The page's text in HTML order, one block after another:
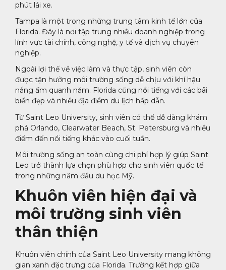
phút lái xe.
Tampa là một trong những trung tâm kinh tế lớn của
Florida. Đây là nơi tập trung nhiều doanh nghiệp trong
lĩnh vực tài chính, công nghệ, y tế và dịch vụ chuyên
nghiệp.
Ngoài lợi thế về việc làm và thực tập, sinh viên còn
được tận hưởng môi trường sống dễ chịu với khí hậu
nắng ấm quanh năm. Florida cũng nổi tiếng với các bãi
biển đẹp và nhiều địa điểm du lịch hấp dẫn.
Từ Saint Leo University, sinh viên có thể dễ dàng khám
phá Orlando, Clearwater Beach, St. Petersburg và nhiều
điểm đến nổi tiếng khác vào cuối tuần.
Môi trường sống an toàn cùng chi phí hợp lý giúp Saint
Leo trở thành lựa chọn phù hợp cho sinh viên quốc tế
trong những năm đầu du học Mỹ.
Khuôn viên hiện đại và
môi trường sinh viên
thân thiện
Khuôn viên chính của Saint Leo University mang không
gian xanh đặc trưng của Florida. Trường kết hợp giữa